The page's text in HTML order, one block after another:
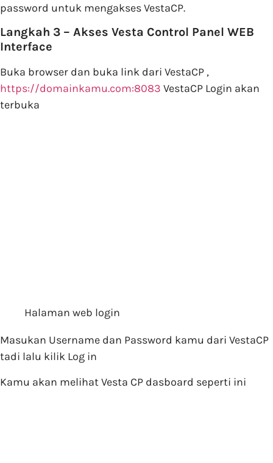
password untuk mengakses VestaCP.
Langkah 3 – Akses Vesta Control Panel WEB
Interface
Buka browser dan buka link dari VestaCP ,
https://domainkamu.com:8083 VestaCP Login akan
terbuka
Halaman web login
Masukan Username dan Password kamu dari VestaCP
tadi lalu kilik Log in
Kamu akan melihat Vesta CP dasboard seperti ini